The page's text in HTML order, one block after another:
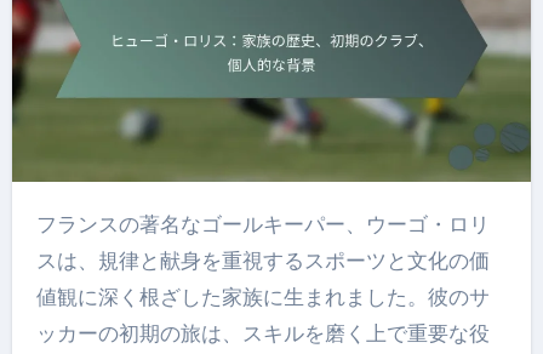
フランスの著名なゴールキーパー、ウーゴ・ロリ
スは、規律と献身を重視するスポーツと文化の価
値観に深く根ざした家族に生まれました。彼のサ
ッカーの初期の旅は、スキルを磨く上で重要な役